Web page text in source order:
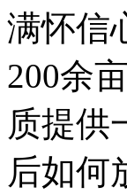
满怀信
200余
质提供
后如何